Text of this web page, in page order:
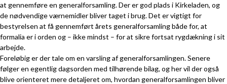
at gennemføre en generalforsamling. Der er god plads i Kirkeladen, og
de nødvendige værnemidler bliver taget i brug. Det er vigtigt for
bestyrelsen at få gennemført årets generalforsamling både for, at
formalia er i orden og – ikke mindst – for at sikre fortsat rygdækning i sit
arbejde.
Foreløbig er der tale om en varsling af generalforsamlingen. Senere
følger en egentlig dagsorden med tilhørende bilag, og her vil der også
blive orienteret mere detaljeret om, hvordan generalforsamlingen bliver